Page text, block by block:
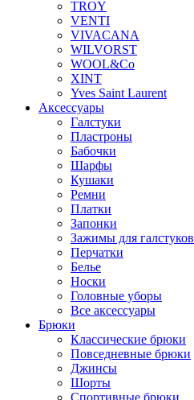
TROY
VENTI
VIVACANA
WILVORST
WOOL&Co
XINT
Yves Saint Laurent
Аксессуары
Галстуки
Пластроны
Бабочки
Шарфы
Кушаки
Ремни
Платки
Запонки
Зажимы для галстуков
Перчатки
Белье
Носки
Головные уборы
Все аксессуары
Брюки
Классические брюки
Повседневные брюки
Джинсы
Шорты
Спортивные брюки